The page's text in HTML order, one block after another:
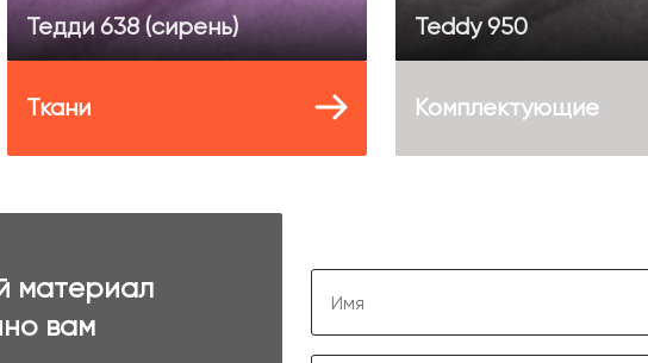
Тедди 638 (сирень) Teddy 950
Ткани Комплектующие
материал
вам